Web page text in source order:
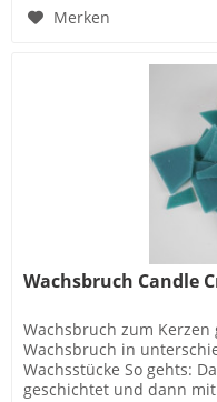
Merken
Wachsbruch Candle
Wachsbruch zum
Wachsbruch in
Wachsstücke So gehts:
geschichtet und dann